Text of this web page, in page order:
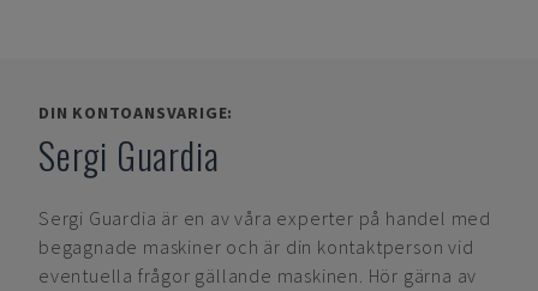
DIN KONTOANSVARIGE:
Sergi Guardia
Sergi Guardia är en av våra experter på handel med
begagnade maskiner och är din kontaktperson vid
eventuella frågor gällande maskinen. Hör gärna av